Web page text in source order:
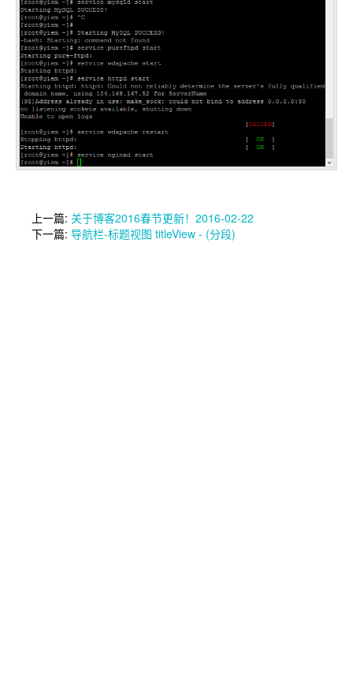
上一篇: 关于博客2016春节更新！2016-02-22
下一篇: 导航栏-标题视图 titleView - (分段)